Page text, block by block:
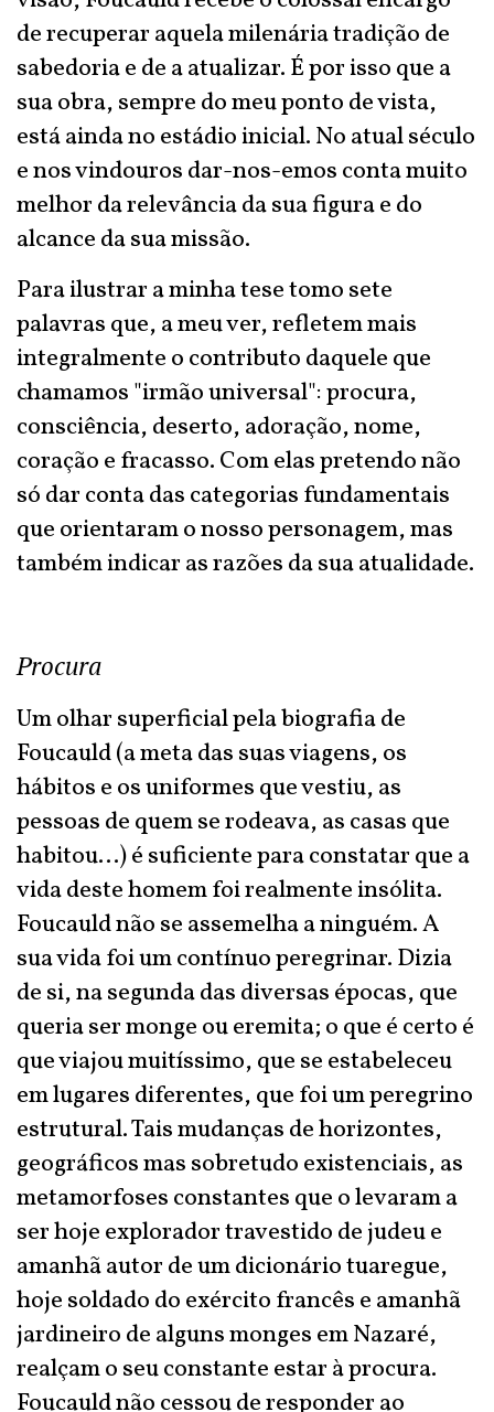
de recuperar aquela milenária tradição de
sabedoria e de a atualizar. É por isso que a
sua obra, sempre do meu ponto de vista,
está ainda no estádio inicial. No atual século
e nos vindouros dar-nos-emos conta muito
melhor da relevância da sua figura e do
alcance da sua missão.
Para ilustrar a minha tese tomo sete
palavras que, a meu ver, refletem mais
integralmente o contributo daquele que
chamamos "irmão universal": procura,
consciência, deserto, adoração, nome,
coração e fracasso. Com elas pretendo não
só dar conta das categorias fundamentais
que orientaram o nosso personagem, mas
também indicar as razões da sua atualidade.
Procura
Um olhar superficial pela biografia de
Foucauld (a meta das suas viagens, os
hábitos e os uniformes que vestiu, as
pessoas de quem se rodeava, as casas que
habitou...) é suficiente para constatar que a
vida deste homem foi realmente insólita.
Foucauld não se assemelha a ninguém. A
sua vida foi um contínuo peregrinar. Dizia
de si, na segunda das diversas épocas, que
queria ser monge ou eremita; o que é certo é
que viajou muitíssimo, que se estabeleceu
em lugares diferentes, que foi um peregrino
estrutural. Tais mudanças de horizontes,
geográficos mas sobretudo existenciais, as
metamorfoses constantes que o levaram a
ser hoje explorador travestido de judeu e
amanhã autor de um dicionário tuaregue,
hoje soldado do exército francês e amanhã
jardineiro de alguns monges em Nazaré,
realçam o seu constante estar à procura.
Foucauld não cessou de responder ao